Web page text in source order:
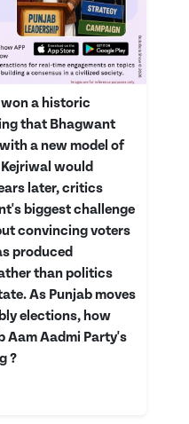
a historic
that Bhagwant
a new model of
would
later, critics
biggest challenge
convincing voters
produced
than politics
As Punjab moves
elections, how
Aam Aadmi Party's
?